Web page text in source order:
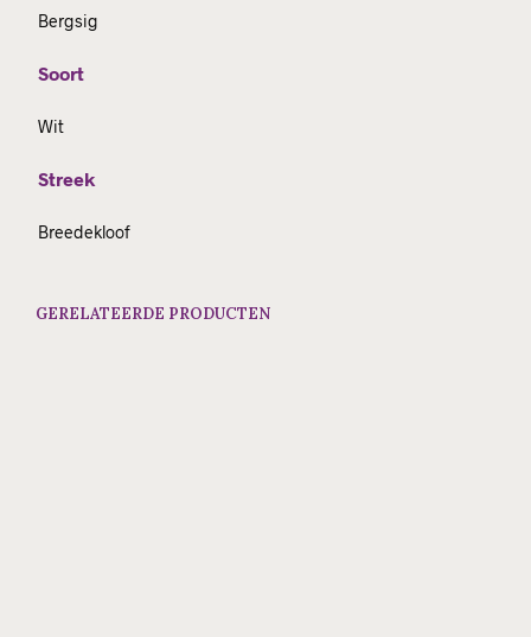
Bergsig
Soort
Wit
Streek
Breedekloof
GERELATEERDE PRODUCTEN